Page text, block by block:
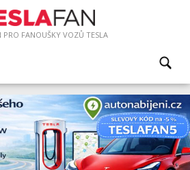
PRO FANOUŠKY VOZŮ TESLA